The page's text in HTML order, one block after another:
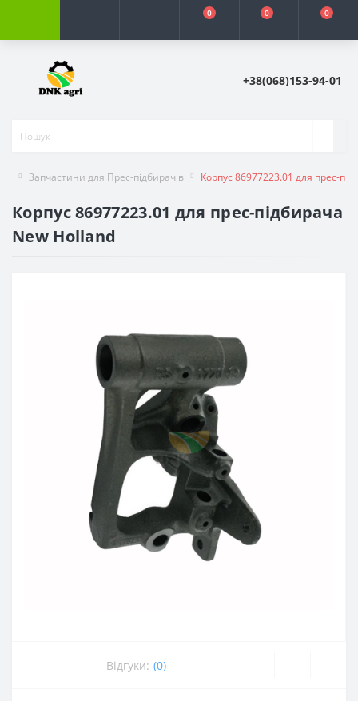
0 0 0
+38(068)153-94-01
Запчастини для Прес-підбирачів Корпус 86977223.01 для прес-
Корпус 86977223.01 для прес-підбирача
New Holland
Відгуки: (0)